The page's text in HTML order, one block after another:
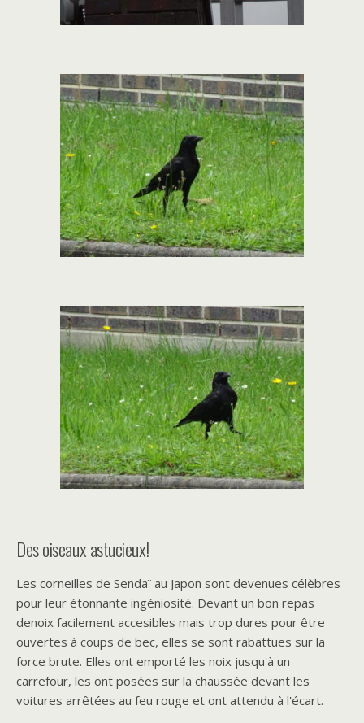
Des oiseaux astucieux!
Les corneilles de Sendaï au Japon sont devenues célèbres
pour leur étonnante ingéniosité. Devant un bon repas
denoix facilement accesibles mais trop dures pour être
ouvertes à coups de bec, elles se sont rabattues sur la
force brute. Elles ont emporté les noix jusqu'à un
carrefour, les ont posées sur la chaussée devant les
voitures arrêtées au feu rouge et ont attendu à l'écart.